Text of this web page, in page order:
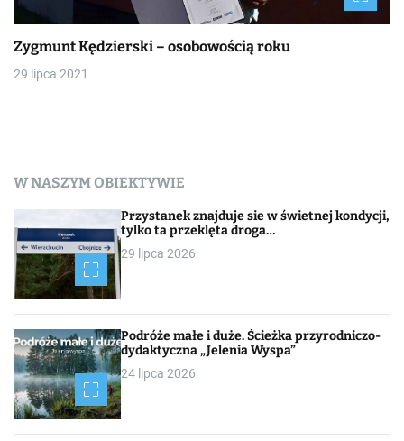
Zygmunt Kędzierski – osobowością roku
29 lipca 2021
W NASZYM OBIEKTYWIE
Przystanek znajduje sie w świetnej kondycji,
tylko ta przeklęta droga…
29 lipca 2026
Podróże małe i duże. Ścieżka przyrodniczo-
dydaktyczna „Jelenia Wyspa”
24 lipca 2026